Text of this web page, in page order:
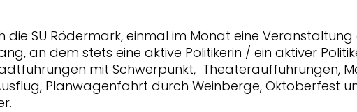
die SU Rödermark, einmal im Monat eine
an dem stets eine aktive Politikerin / ein aktiver
mit Schwerpunkt, Theateraufführungen,
Planwagenfahrt durch Weinberge, Oktoberfest